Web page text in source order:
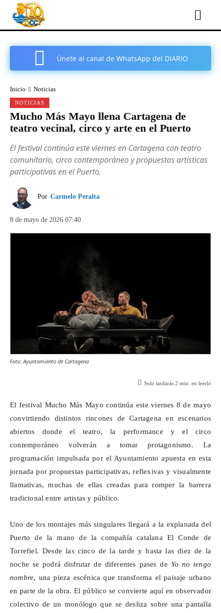
Únete al canal de WhatsApp del DIARIO
Inicio Noticias
NOTICIAS
Mucho Más Mayo llena Cartagena de
teatro vecinal, circo y arte en el Puerto
El festival continúa este viernes en Cartagena con teatro
comunitario, circo contemporáneo y propuestas artísticas
participativas en el Puerto.
Por Carmelo Peralta
8 de mayo de 2026 07:40
Foto: Ayuntamiento de Cartagena
Solo tardarás 2 min. en leerlo
El festival Mucho Más Mayo continúa este viernes 8 de mayo
convirtiendo distintos rincones de Cartagena en escenarios
abiertos donde el teatro, la performance y el circo
contemporáneo volverán a tomar protagonismo. La
programación impulsada por el Ayuntamiento apuesta en esta
jornada por propuestas participativas, reflexivas y visualmente
llamativas, muchas de ellas creadas para romper la barrera
tradicional entre artistas y público.
Uno de los montajes más singulares llegará a la explanada del
Puerto de la mano de la compañía catalana El Conde de
Torrefiel. Desde las cinco de la tarde y hasta las diez de la
noche se podrá disfrutar de diferentes pases de Yo no tengo
nombre, una pieza escénica que transforma el paisaje urbano
en parte de la obra. El público se convierte aquí en observador
colectivo de un monólogo que se desliza sobre una pantalla